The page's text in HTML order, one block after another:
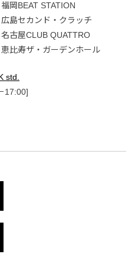
岡BEAT STATION
島セカンド・クラッチ
古屋CLUB QUATTRO
比寿ザ・ガーデンホール
std.
17:00]